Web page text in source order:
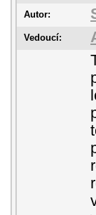
Autor:
Vedoucí: